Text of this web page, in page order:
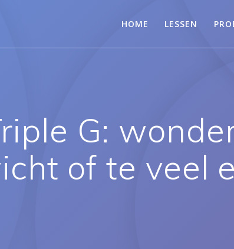
HOME LESSEN
G:
of te veel